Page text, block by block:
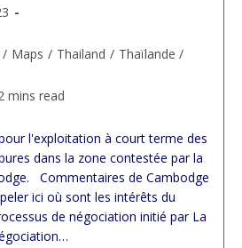
/ Maps / Thailand / Thaïlande /
mins read
l'exploitation à court terme des
dans la zone contestée par la
Commentaires de Cambodge
ici où sont les intérêts du
de négociation initié par La